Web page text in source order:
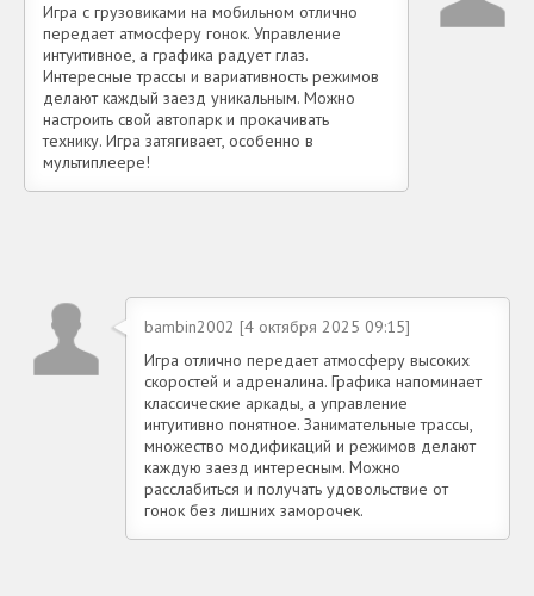
Игра с грузовиками на мобильном отлично
передает атмосферу гонок. Управление
интуитивное, а графика радует глаз.
Интересные трассы и вариативность режимов
делают каждый заезд уникальным. Можно
настроить свой автопарк и прокачивать
технику. Игра затягивает, особенно в
мультиплеере!
bambin2002 [4 октября 2025 09:15]
Игра отлично передает атмосферу высоких
скоростей и адреналина. Графика напоминает
классические аркады, а управление
интуитивно понятное. Занимательные трассы,
множество модификаций и режимов делают
каждую заезд интересным. Можно
расслабиться и получать удовольствие от
гонок без лишних заморочек.